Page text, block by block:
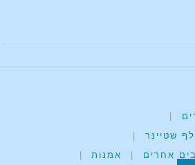
|
שטיינר
|
אחרים
| אמנות |